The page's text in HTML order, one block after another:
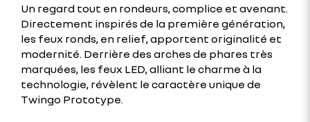
Un regard tout en rondeurs, complice et avenant.
Directement inspirés de la première génération,
les feux ronds, en relief, apportent originalité et
modernité. Derrière des arches de phares très
marquées, les feux LED, alliant le charme à la
technologie, révèlent le caractère unique de
Twingo Prototype.